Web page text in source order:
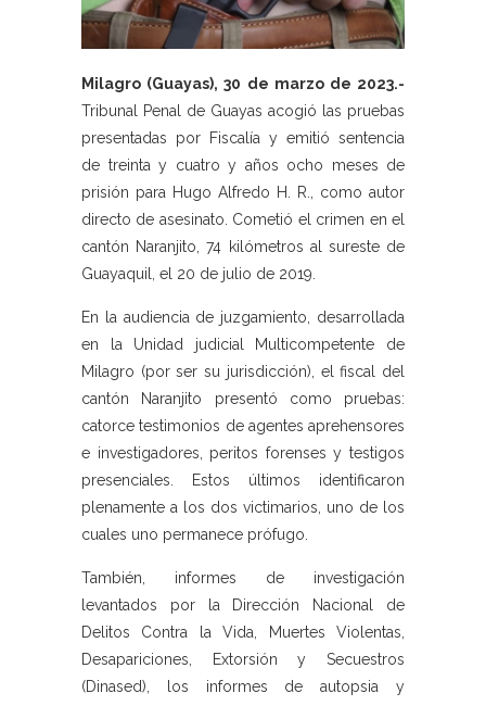
Milagro (Guayas), 30 de marzo de 2023.-
Tribunal Penal de Guayas acogió las pruebas
presentadas por Fiscalía y emitió sentencia
de treinta y cuatro y años ocho meses de
prisión para Hugo Alfredo H. R., como autor
directo de asesinato. Cometió el crimen en el
cantón Naranjito, 74 kilómetros al sureste de
Guayaquil, el 20 de julio de 2019.
En la audiencia de juzgamiento, desarrollada
en la Unidad judicial Multicompetente de
Milagro (por ser su jurisdicción), el fiscal del
cantón Naranjito presentó como pruebas:
catorce testimonios de agentes aprehensores
e investigadores, peritos forenses y testigos
presenciales. Estos últimos identificaron
plenamente a los dos victimarios, uno de los
cuales uno permanece prófugo.
También, informes de investigación
levantados por la Dirección Nacional de
Delitos Contra la Vida, Muertes Violentas,
Desapariciones, Extorsión y Secuestros
(Dinased), los informes de autopsia y